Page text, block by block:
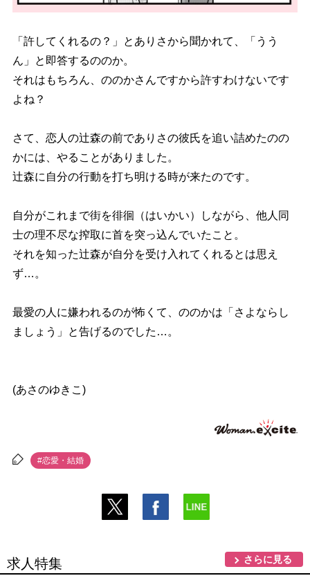
「許してくれるの？」とありさから聞かれて、「うう
ん」と即答するののか。
それはもちろん、ののかさんですから許すわけないです
よね？
さて、恋人の辻森の前でありさの彼氏を追い詰めたのの
かには、やることがありました。
辻森に自分の行動を打ち明ける時が来たのです。
自分がこれまで街を徘徊（はいかい）しながら、他人同
士の理不尽な搾取に首を突っ込んでいたこと。
それを知った辻森が自分を受け入れてくれるとは思え
ず…。
最愛の人に嫌われるのが怖くて、ののかは「さよならし
ましょう」と告げるのでした…。
(あさのゆきこ)
#恋愛・結婚
求人特集 さらに見る